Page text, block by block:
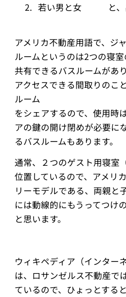
若い男と女 と、出
アメリカ不動産用語で、ジ
ルームというのは2つの寝
共有できるバスルームがあ
アクセスできる間取りのこ
ルーム
をシェアするので、使用時
アの鍵の開け閉めが必要に
るバスルームもあります。
通常、２つのゲスト用寝室
位置しているので、アメリ
リーモデルである、両親と
には動線的にもうってつけ
と思います。
ウィキペディア（インター
は、ロサンゼルス不動産で
ているので、ひょっとする